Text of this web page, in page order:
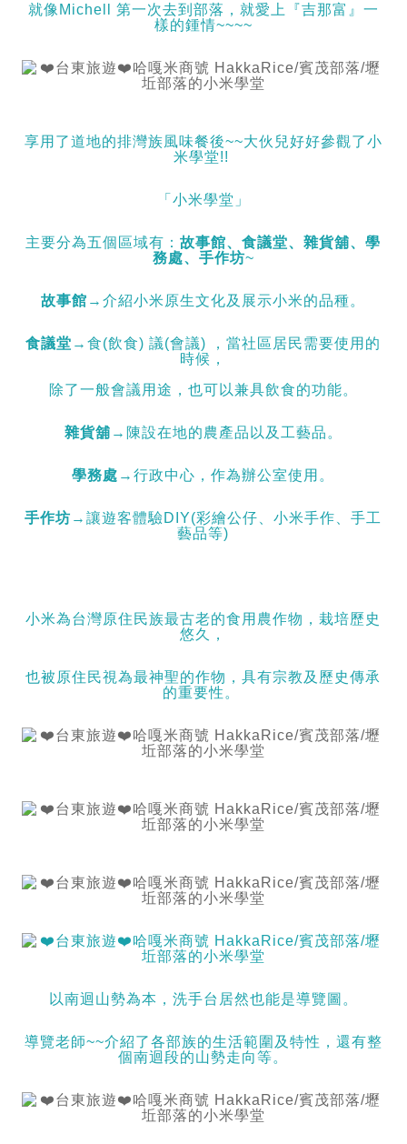
就像Michell 第一次去到部落，就愛上『吉那富』一
樣的鍾情~~~~
享用了道地的排灣族風味餐後~~大伙兒好好參觀了小
米學堂!!
「小米學堂」
主要分為五個區域有：故事館、食議堂、雜貨舖、學
務處、手作坊~
故事館 →介紹小米原生文化及展示小米的品種。
食議堂 →食(飲食) 議(會議) ，當社區居民需要使用的
時候，
除了一般會議用途，也可以兼具飲食的功能。
雜貨舖 →陳設在地的農產品以及工藝品。
學務處 →行政中心，作為辦公室使用。
手作坊 →讓遊客體驗DIY(彩繪公仔、小米手作、手工
藝品等)
小米為台灣原住民族最古老的食用農作物，栽培歷史
悠久，
也被原住民視為最神聖的作物，具有宗教及歷史傳承
的重要性。
以南迴山勢為本，洗手台居然也能是導覽圖。
導覽老師~~介紹了各部族的生活範圍及特性，還有整
個南迴段的山勢走向等。